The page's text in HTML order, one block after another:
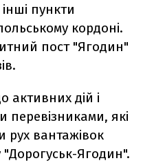
пункти
кордоні.
пост "Ягодин"
активних дій і
перевізниками, які
рух вантажівок
Ягодин".